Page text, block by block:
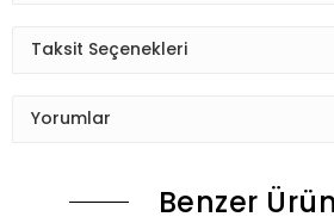
Taksit Seçenekleri
Yorumlar
Benzer